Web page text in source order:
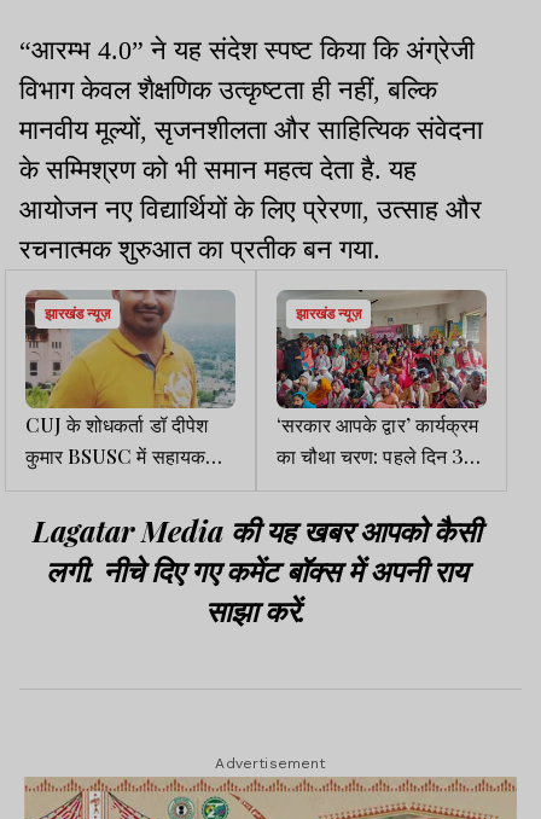
“आरम्भ 4.0” ने यह संदेश स्पष्ट किया कि अंग्रेजी
विभाग केवल शैक्षणिक उत्कृष्टता ही नहीं, बल्कि
मानवीय मूल्यों, सृजनशीलता और साहित्यिक संवेदना
के सम्मिश्रण को भी समान महत्व देता है. यह
आयोजन नए विद्यार्थियों के लिए प्रेरणा, उत्साह और
रचनात्मक शुरुआत का प्रतीक बन गया.
झारखंड न्यूज़
CUJ के शोधकर्ता डॉ दीपेश
कुमार BSUSC में सहायक
प्राध्यापक पद के लिए चयनित
झारखंड न्यूज़
‘सरकार आपके द्वार’ कार्यक्रम
का चौथा चरण: पहले दिन 39
हजार आवेदन, 2,342 मामले
त्वरित निपटे
Lagatar Media की यह खबर आपको कैसी
लगी. नीचे दिए गए कमेंट बॉक्स में अपनी राय
साझा करें.
Advertisement